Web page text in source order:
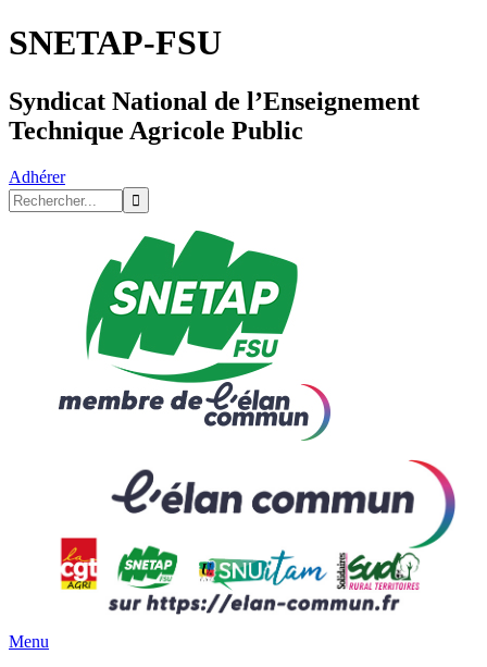
SNETAP-FSU
Syndicat National de l’Enseignement
Technique Agricole Public
Adhérer
Menu